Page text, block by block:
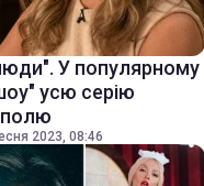
У популярному
усю серію
2023, 08:46